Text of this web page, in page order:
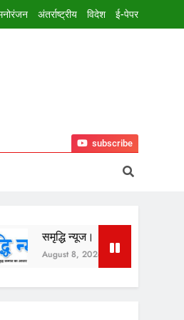
अंतर्राष्ट्रीय विदेश ई-पेपर
subscribe
न्यूज।
8, 2026